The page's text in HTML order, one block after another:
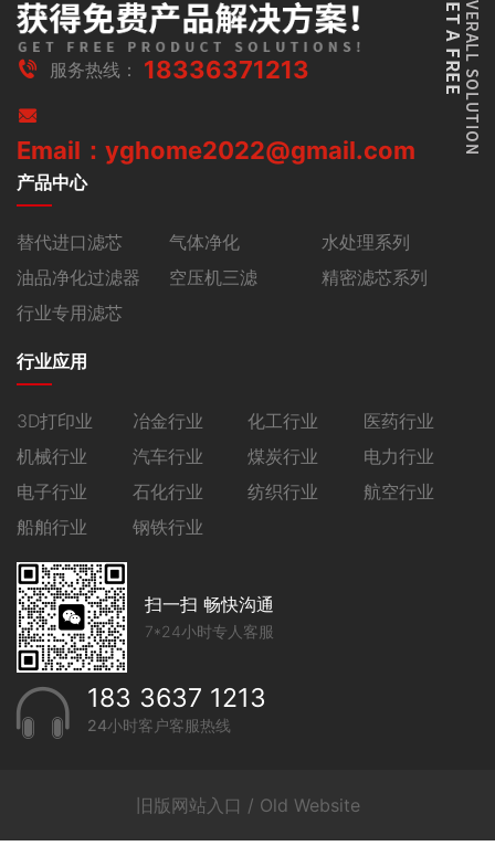
服务热线： 18336371213
Email：yghome2022@gmail.com
产品中心
替代进口滤芯 气体净化
水处理系列
油品净化过滤器
空压机三滤
精密滤芯系列
行业专用滤芯
行业应用
3D打印业 冶金行业 化工行业
医药行业
机械行业
汽车行业 煤炭行业
电力行业
电子行业
石化行业 纺织行业
航空行业
船舶行业
钢铁行业
扫一扫 畅快沟通
7*24小时专人客服
183 3637 1213
24小时客户客服热线
旧版网站入口 / Old Website